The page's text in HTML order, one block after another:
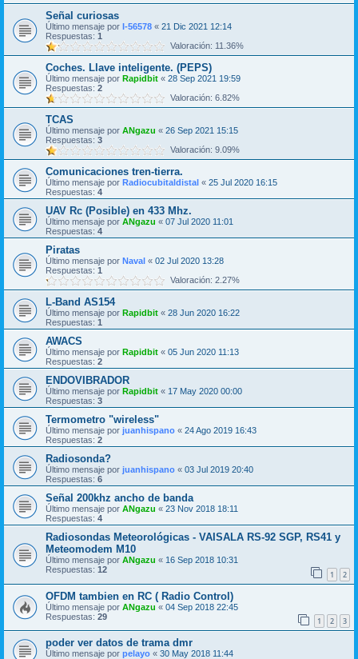
Señal curiosas
Último mensaje por I-56578 « 21 Dic 2021 12:14
Respuestas: 1
Valoración: 11.36%
Coches. Llave inteligente. (PEPS)
Último mensaje por Rapidbit « 28 Sep 2021 19:59
Respuestas: 2
Valoración: 6.82%
TCAS
Último mensaje por ANgazu « 26 Sep 2021 15:15
Respuestas: 3
Valoración: 9.09%
Comunicaciones tren-tierra.
Último mensaje por Radiocubitaldistal « 25 Jul 2020 16:15
Respuestas: 4
UAV Rc (Posible) en 433 Mhz.
Último mensaje por ANgazu « 07 Jul 2020 11:01
Respuestas: 4
Piratas
Último mensaje por Naval « 02 Jul 2020 13:28
Respuestas: 1
Valoración: 2.27%
L-Band AS154
Último mensaje por Rapidbit « 28 Jun 2020 16:22
Respuestas: 1
AWACS
Último mensaje por Rapidbit « 05 Jun 2020 11:13
Respuestas: 2
ENDOVIBRADOR
Último mensaje por Rapidbit « 17 May 2020 00:00
Respuestas: 3
Termometro "wireless"
Último mensaje por juanhispano « 24 Ago 2019 16:43
Respuestas: 2
Radiosonda?
Último mensaje por juanhispano « 03 Jul 2019 20:40
Respuestas: 6
Señal 200khz ancho de banda
Último mensaje por ANgazu « 23 Nov 2018 18:11
Respuestas: 4
Radiosondas Meteorológicas - VAISALA RS-92 SGP, RS41 y
Meteomodem M10
Último mensaje por ANgazu « 16 Sep 2018 10:31
Respuestas: 12 1 2
OFDM tambien en RC ( Radio Control)
Último mensaje por ANgazu « 04 Sep 2018 22:45
Respuestas: 29 1 2 3
poder ver datos de trama dmr
Último mensaje por pelayo « 30 May 2018 11:44